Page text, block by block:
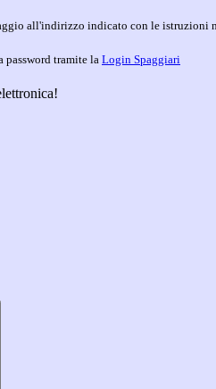
all'indirizzo indicato con le istruzioni
password tramite la Login Spaggiari